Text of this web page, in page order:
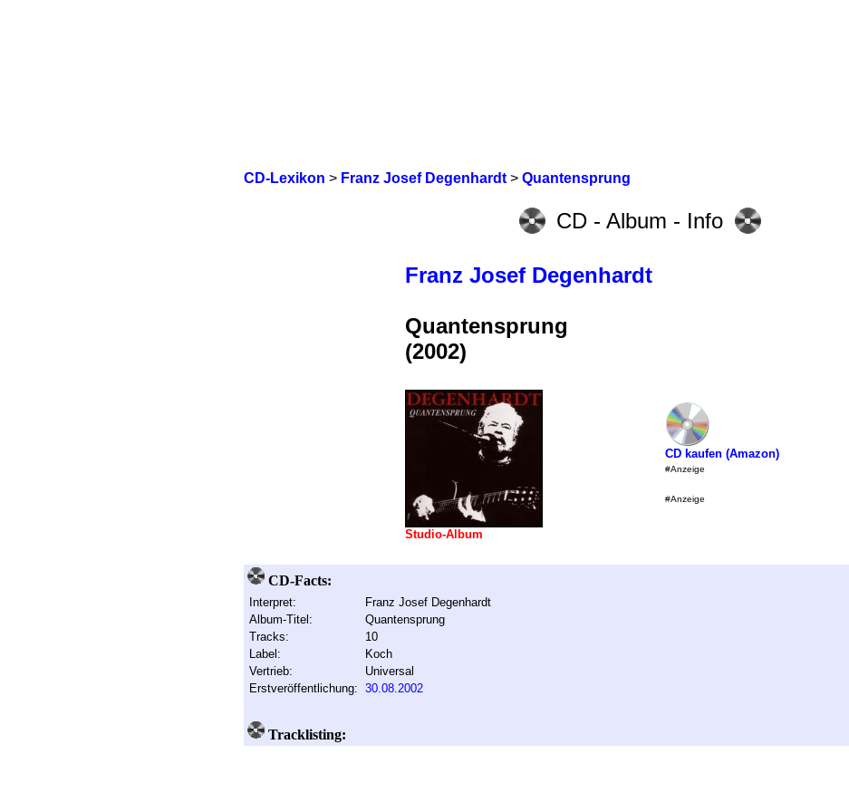
CD-Lexikon > Franz Josef Degenhardt> Quantensprung
CD - Album - Info
Franz Josef Degenhardt
Quantensprung
(2002)
Studio-Album
CD kaufen (Amazon)
#Anzeige
#Anzeige
CD-Facts:
Interpret:
Franz Josef Degenhardt
Album-Titel:
Quantensprung
Tracks:
10
Label:
Koch
Vertrieb:
Universal
Erstveröffentlichung: 30.08.2002
Tracklisting: